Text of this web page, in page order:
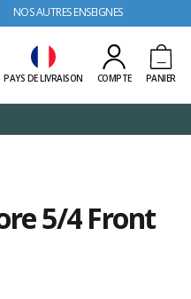
NOS AUTRES ENSEIGNES
PAYS DE LIVRAISON COMPTE PANIER
5/4 Front